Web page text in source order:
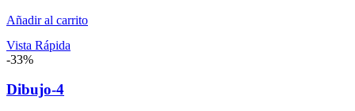
Añadir al carrito
Vista Rápida
-33%
Dibujo-4